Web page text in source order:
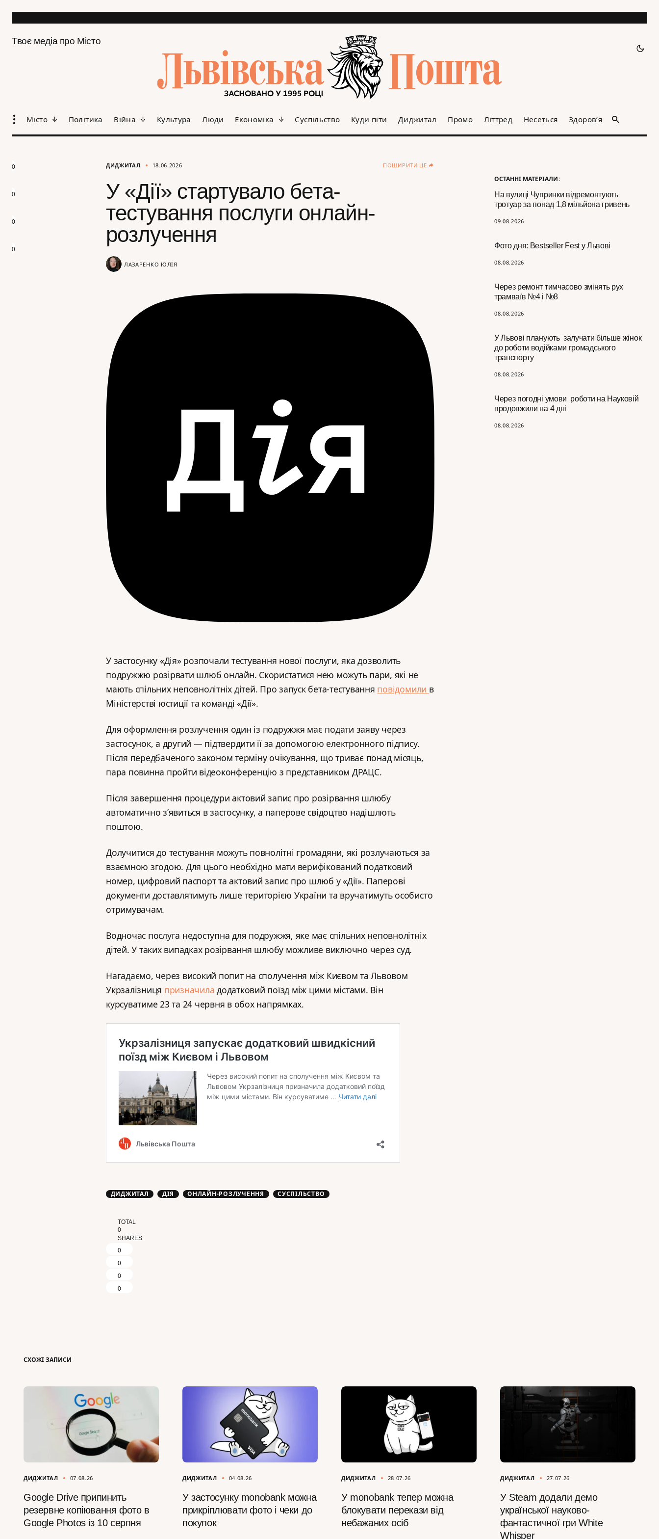
Твоє медіа про Місто
Місто Політика Війна Культура Люди Економіка Суспільство Куди піти Диджитал Промо Літтред Несеться Здоров’я
ОСТАННІ МАТЕРІАЛИ:
На вулиці Чупринки відремонтують
тротуар за понад 1,8 мільйона гривень
09.08.2026
Фото дня: Bestseller Fest у Львові
08.08.2026
Через ремонт тимчасово змінять рух
трамваїв №4 і №8
08.08.2026
У Львові планують залучати більше жінок
до роботи водійками громадського
транспорту
08.08.2026
Через погодні умови роботи на Науковій
продовжили на 4 дні
08.08.2026
ДИДЖИТАЛ 18.06.2026 ПОШИРИТИ ЦЕ
У «Дії» стартувало бета-
тестування послуги онлайн-
розлучення
ЛАЗАРЕНКО ЮЛІЯ
У застосунку «Дія» розпочали тестування нової послуги, яка дозволить
подружжю розірвати шлюб онлайн. Скористатися нею можуть пари, які не
мають спільних неповнолітніх дітей. Про запуск бета-тестування повідомили в
Міністерстві юстиції та команді «Дії».
Для оформлення розлучення один із подружжя має подати заяву через
застосунок, а другий — підтвердити її за допомогою електронного підпису.
Після передбаченого законом терміну очікування, що триває понад місяць,
пара повинна пройти відеоконференцію з представником ДРАЦС.
Після завершення процедури актовий запис про розірвання шлюбу
автоматично з’явиться в застосунку, а паперове свідоцтво надішлють
поштою.
Долучитися до тестування можуть повнолітні громадяни, які розлучаються за
взаємною згодою. Для цього необхідно мати верифікований податковий
номер, цифровий паспорт та актовий запис про шлюб у «Дії». Паперові
документи доставлятимуть лише територією України та вручатимуть особисто
отримувачам.
Водночас послуга недоступна для подружжя, яке має спільних неповнолітніх
дітей. У таких випадках розірвання шлюбу можливе виключно через суд.
Нагадаємо, через високий попит на сполучення між Києвом та Львовом
Укрзалізниця призначиладодатковий поїзд між цими містами. Він
курсуватиме 23 та 24 червня в обох напрямках.
ДИДЖИТАЛ ДІЯ ОНЛАЙН-РОЗЛУЧЕННЯ СУСПІЛЬСТВО
TOTAL
0
SHARES
0
0
0
0
0
0
0
0
СХОЖІ ЗАПИСИ
ДИДЖИТАЛ 07.08.26
Google Drive припинить
резервне копіювання фото в
Google Photos із 10 серпня
ДИДЖИТАЛ 04.08.26
У застосунку monobank можна
прикріплювати фото і чеки до
покупок
ДИДЖИТАЛ 28.07.26
У monobank тепер можна
блокувати перекази від
небажаних осіб
ДИДЖИТАЛ 27.07.26
У Steam додали демо
української науково-
фантастичної гри White
Whisper